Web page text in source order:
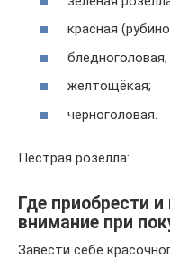
красная
бледноголовая;
желтощёкая;
черноголовая.
Пестрая розелла:
Где приобрести
внимание при
Завести себе